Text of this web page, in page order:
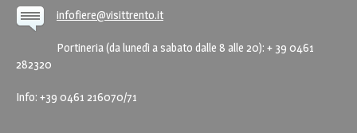
infofiere@visittrento.it
Portineria (da lunedì a sabato dalle 8 alle 20): + 39 0461
282320
Info: +39 0461 216070/71